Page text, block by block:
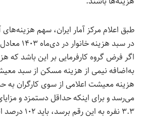
طبق اعلام مرکز آمار ایران، سهم
اگر فرض گروه کارفرمایی بر این باشد که
به‌اضافه نیمی از هزینه مسکن از سبد
می‌رسد و برای اینکه حداقل دستمزد و
۳.۳ نفره به این رقم برسد، باید ۱۰۲ درصد افزایش پیدا کند.